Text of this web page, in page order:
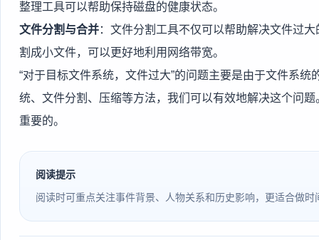
整理工具可以帮助保持磁盘的健康状态。
文件分割与合并：文件分割工具不仅可以帮助解决文件过
割成小文件，可以更好地利用网络带宽。
“对于目标文件系统，文件过大”的问题主要是由于文件系
统、文件分割、压缩等方法，我们可以有效地解决这个问
重要的。
阅读提示
阅读时可重点关注事件背景、人物关系和历史影响，更适合做时